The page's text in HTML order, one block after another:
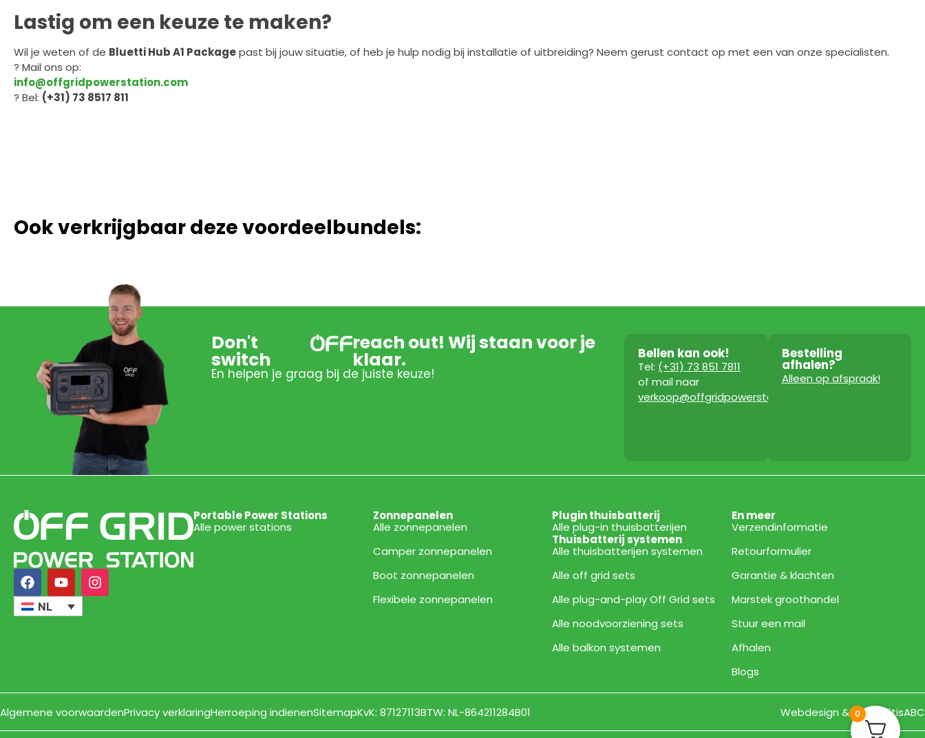
Lastig om een keuze te maken?
Wil je weten of de Bluetti Hub A1 Packagepast bij jouw situatie, of heb je hulp nodig bij installatie of uitbreiding? Neem gerust contact op met een van onze specialisten.
? Mail ons op:
info@offgridpowerstation.com
? Bel: (+31) 73 8517 811
Ook verkrijgbaar deze voordeelbundels:
Don't
switch
reach out! Wij staan voor je
klaar.
En helpen je graag bij de juiste keuze!
Bellen kan ook!
Tel: (+31) 73 851 7811
of mail naar
verkoop@offgridpowerstation.com
Bestelling
afhalen?
Alleen op afspraak!
NL
Portable Power Stations
Alle power stations
Zonnepanelen
Alle zonnepanelen
Camper zonnepanelen
Boot zonnepanelen
Flexibele zonnepanelen
Plugin thuisbatterij
Alle plug-in thuisbatterijen
Thuisbatterij systemen
Alle thuisbatterijen systemen
Alle off grid sets
Alle plug-and-play Off Grid sets
Alle noodvoorziening sets
Alle balkon systemen
En meer
Verzendinformatie
Retourformulier
Garantie & klachten
Marstek groothandel
Stuur een mail
Afhalen
Blogs
Algemene voorwaardenPrivacy verklaringHerroeping indienenSitemapKvK: 87127113BTW: NL-864211284B01 Webdesign & Bouw ditisABC
0